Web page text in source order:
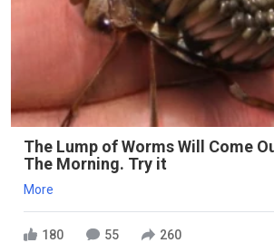
The Lump of Worms Will Come
The Morning. Try it
More
180 55 260